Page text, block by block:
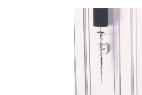
Hermes
LOUIS VUITTON
Chanel
Loewe
Celine
Dior
Gucci
Fendi
Prada
Balenciaga
MiuMiu